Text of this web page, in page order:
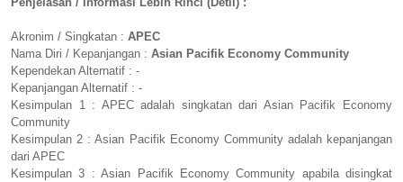
Akronim / Singkatan : APEC
Nama Diri / Kepanjangan : Asian Pacifik Economy Community
Kependekan Alternatif : -
Kepanjangan Alternatif : -
Kesimpulan 1 : APEC adalah singkatan dari Asian Pacifik Economy
Community
Kesimpulan 2 : Asian Pacifik Economy Community adalah kepanjangan
dari APEC
Kesimpulan 3 : Asian Pacifik Economy Community apabila disingkat